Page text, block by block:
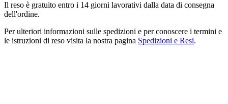
Il reso è gratuito entro i 14 giorni lavorativi dalla data di consegna
dell'ordine.
Per ulteriori informazioni sulle spedizioni e per conoscere i termini e
le istruzioni di reso visita la nostra pagina Spedizioni e Resi.